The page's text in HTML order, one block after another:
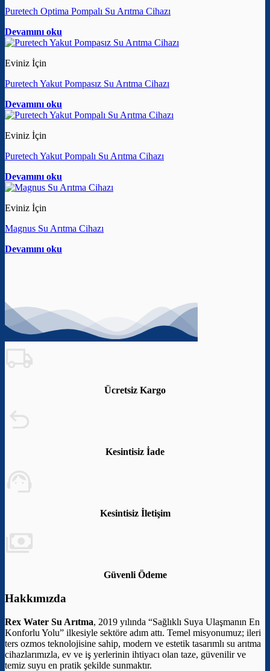
Puretech Optima Pompalı Su Arıtma Cihazı
Devamını oku
Eviniz İçin
Puretech Yakut Pompasız Su Arıtma Cihazı
Devamını oku
Eviniz İçin
Puretech Yakut Pompalı Su Arıtma Cihazı
Devamını oku
Eviniz İçin
Magnus Su Arıtma Cihazı
Devamını oku
Ücretsiz Kargo
Kesintisiz İade
Kesintisiz İletişim
Güvenli Ödeme
Hakkımızda
Rex Water Su Arıtma, 2019 yılında “Sağlıklı Suya Ulaşmanın En
Konforlu Yolu” ilkesiyle sektöre adım attı. Temel misyonumuz; ileri
ters ozmos teknolojisine sahip, modern ve estetik tasarımlı su arıtma
cihazlarımızla, ev ve iş yerlerinin ihtiyacı olan taze, güvenilir ve
temiz suyu en pratik şekilde sunmaktır.